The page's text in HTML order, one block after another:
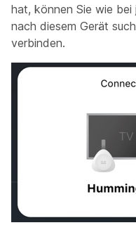
hat, können Sie wie
nach diesem Gerät
verbinden.